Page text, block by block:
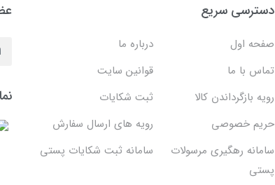
دسترسی سریع
صفحه اول
درباره ما
تماس با ما
قوانین سایت
رویه بازگرداندن کالا
ثبت شکایات
حریم خصوصی
رویه های ارسال سفارش
سامانه رهگیری مرسولات
پستی
سامانه ثبت شکایات پستی